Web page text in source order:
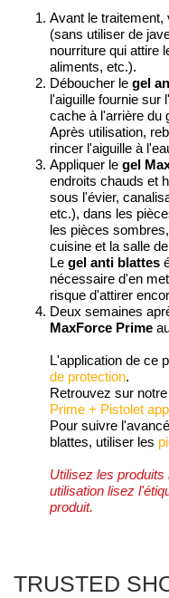
Avant le traitement,
(sans utiliser de
nourriture qui attire
aliments, etc.).
Déboucher le gel
l'aiguille fournie sur
cache à l'arrière du
Après utilisation,
rincer l'aiguille à
Appliquer le gel
endroits chauds et
sous l'évier,
etc.), dans les
les pièces
cuisine et la salle
Le gel anti blattes
nécessaire d'en
risque d'attirer
Deux semaines
MaxForce Prime
L'application de ce
de protection.
Retrouvez sur
Prime + Pistolet
Pour suivre
blattes, utiliser les
Utilisez les
utilisation lisez
produit.
TRUSTED